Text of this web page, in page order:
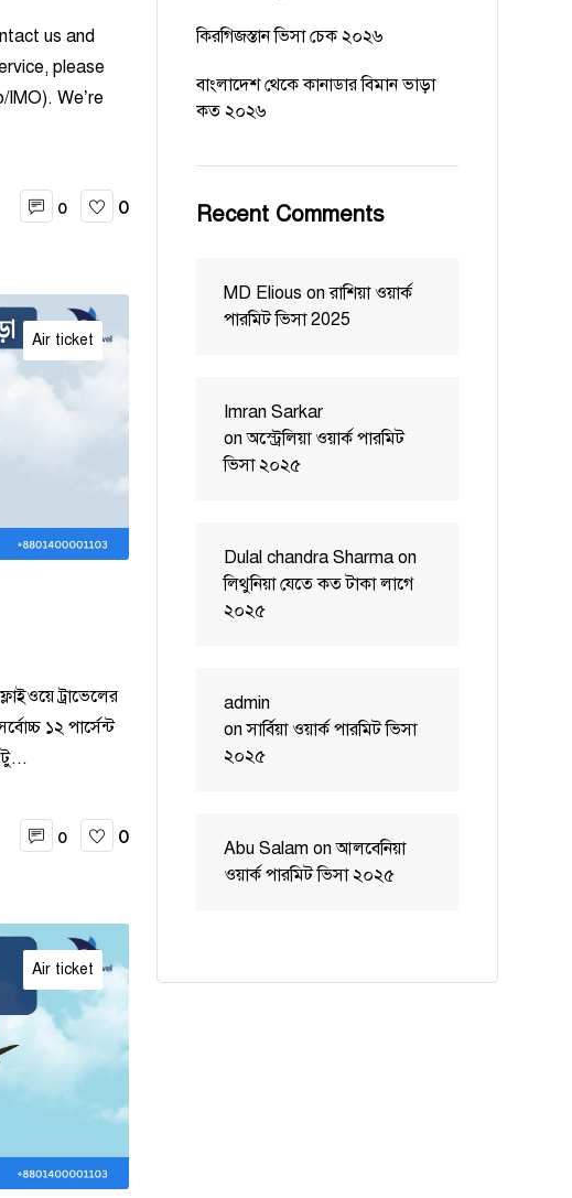
us and
please
We’re
0
0
Air ticket
ট্রাভেলের
১২ পার্সেন্ট
টু...
0
0
Air ticket
কিরগিজস্তান ভিসা চেক ২০২৬
বাংলাদেশ থেকে কানাডার বিমান ভাড়া
কত ২০২৬
Recent Comments
MD Elious onরাশিয়া ওয়ার্ক
পারমিট ভিসা 2025
Imran Sarkar
onঅস্ট্রেলিয়া ওয়ার্ক পারমিট
ভিসা ২০২৫
Dulal chandra Sharma on
লিথুনিয়া যেতে কত টাকা লাগে
২০২৫
admin
onসার্বিয়া ওয়ার্ক পারমিট ভিসা
২০২৫
Abu Salam onআলবেনিয়া
ওয়ার্ক পারমিট ভিসা ২০২৫